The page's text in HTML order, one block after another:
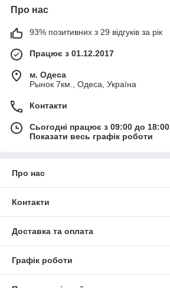
Про нас
93% позитивних з 29 відгуків за рік
Працює з 01.12.2017
м. Одеса
Рынок 7км., Одеса, Україна
Контакти
Сьогодні працює з 09:00 до 18:00
Показати весь графік роботи
Про нас
Контакти
Доставка та оплата
Графік роботи